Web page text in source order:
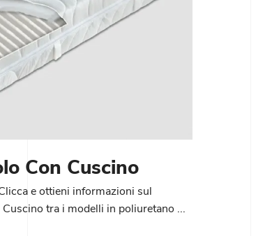
Con Cuscino
e ottieni informazioni sul
tra i modelli in poliuretano ...